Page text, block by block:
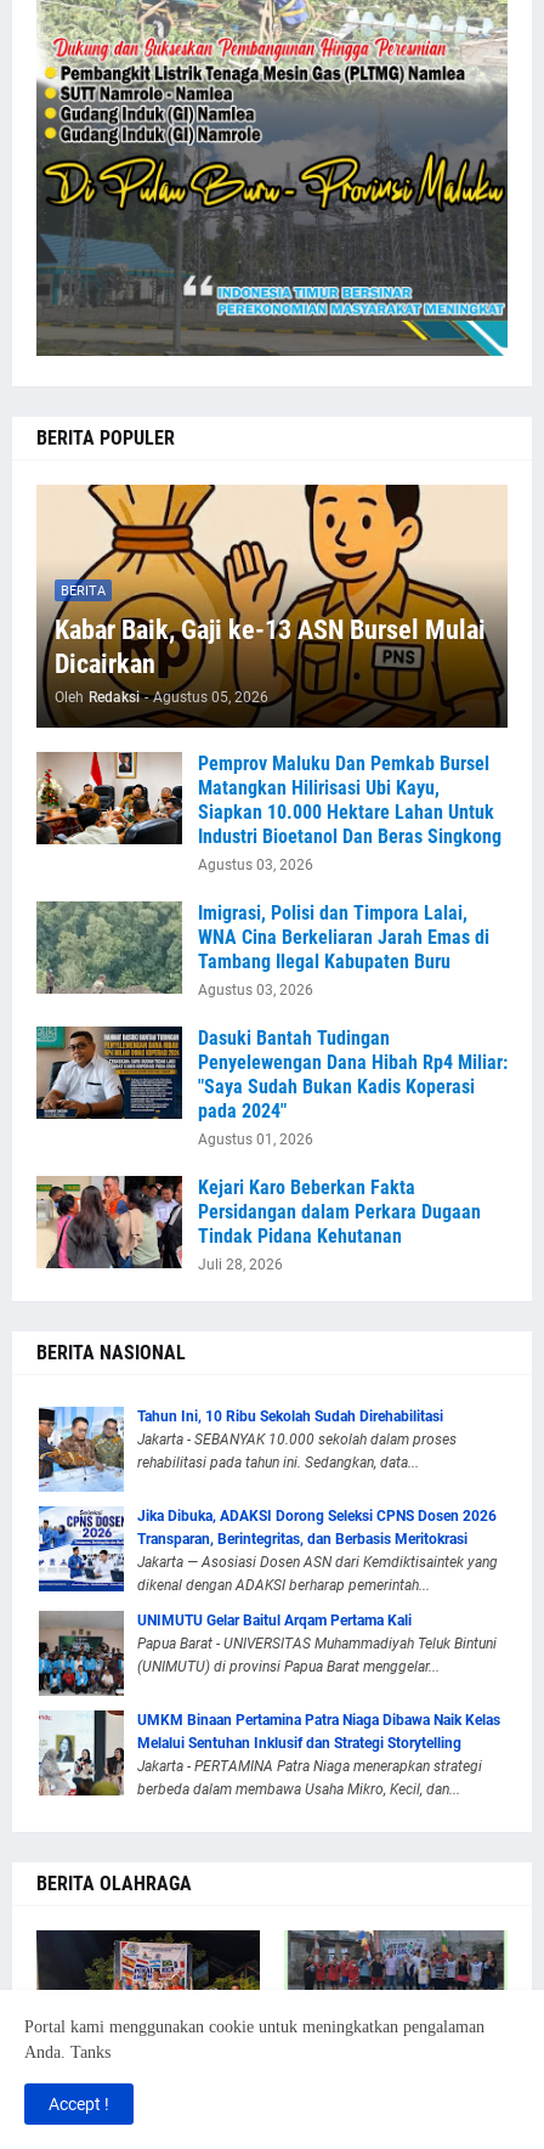
BERITA POPULER
BERITA
Kabar Baik, Gaji ke-13 ASN Bursel Mulai
Dicairkan
Oleh Redaksi - Agustus 05, 2026
Pemprov Maluku Dan Pemkab Bursel
Matangkan Hilirisasi Ubi Kayu,
Siapkan 10.000 Hektare Lahan Untuk
Industri Bioetanol Dan Beras Singkong
Agustus 03, 2026
Imigrasi, Polisi dan Timpora Lalai,
WNA Cina Berkeliaran Jarah Emas di
Tambang Ilegal Kabupaten Buru
Agustus 03, 2026
Dasuki Bantah Tudingan
Penyelewengan Dana Hibah Rp4 Miliar:
"Saya Sudah Bukan Kadis Koperasi
pada 2024"
Agustus 01, 2026
Kejari Karo Beberkan Fakta
Persidangan dalam Perkara Dugaan
Tindak Pidana Kehutanan
Juli 28, 2026
BERITA NASIONAL
Tahun Ini, 10 Ribu Sekolah Sudah Direhabilitasi
Jakarta - SEBANYAK 10.000 sekolah dalam proses
rehabilitasi pada tahun ini. Sedangkan, data...
Jika Dibuka, ADAKSI Dorong Seleksi CPNS Dosen 2026
Transparan, Berintegritas, dan Berbasis Meritokrasi
Jakarta — Asosiasi Dosen ASN dari Kemdiktisaintek yang
dikenal dengan ADAKSI berharap pemerintah...
UNIMUTU Gelar Baitul Arqam Pertama Kali
Papua Barat - UNIVERSITAS Muhammadiyah Teluk Bintuni
(UNIMUTU) di provinsi Papua Barat menggelar...
UMKM Binaan Pertamina Patra Niaga Dibawa Naik Kelas
Melalui Sentuhan Inklusif dan Strategi Storytelling
Jakarta - PERTAMINA Patra Niaga menerapkan strategi
berbeda dalam membawa Usaha Mikro, Kecil, dan...
BERITA OLAHRAGA
AMGPM Daerah Bursel
Gelar Turnamen Penalty
Portal kami menggunakan cookie untuk meningkatkan pengalaman
Anda. Tanks
Accept !